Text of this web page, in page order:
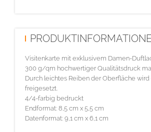
Visitenkarte mit exklusivem Damen-
300 g/qm hochwertiger Qualitätsdruck
Durch leichtes Reiben der Oberfläche
freigesetzt.
4/4-farbig bedruckt
Endformat: 8,5 cm x 5,5 cm
Datenformat: 9,1 cm x 6,1 cm